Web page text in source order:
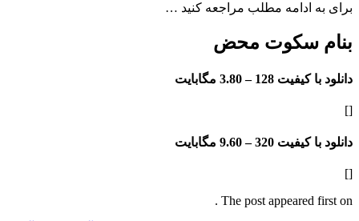
ادامه مطلب مراجعه کنید …
سکوت محض
128 – 3.80 مگابایت
320 – 9.60 مگابایت
The post